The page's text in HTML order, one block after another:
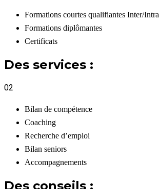
Formations courtes qualifiantes Inter/Intra
Formations diplômantes
Certificats
Des services :
02
Bilan de compétence
Coaching
Recherche d’emploi
Bilan seniors
Accompagnements
Des conseils :